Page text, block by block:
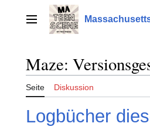
springenHauptmenü
Maze:
Seite Diskussion
Logbücher